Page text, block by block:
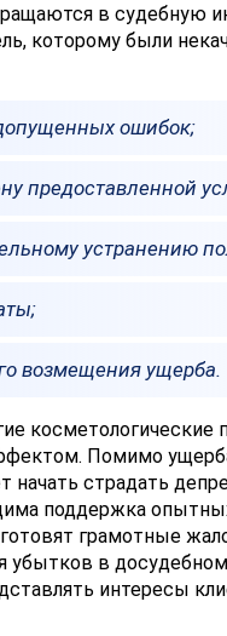
в судебную
которому были
ошибок;
предоставленной
устранению
возмещения ущерба.
косметологические
Помимо
начать страдать
поддержка
грамотные
в
интересы